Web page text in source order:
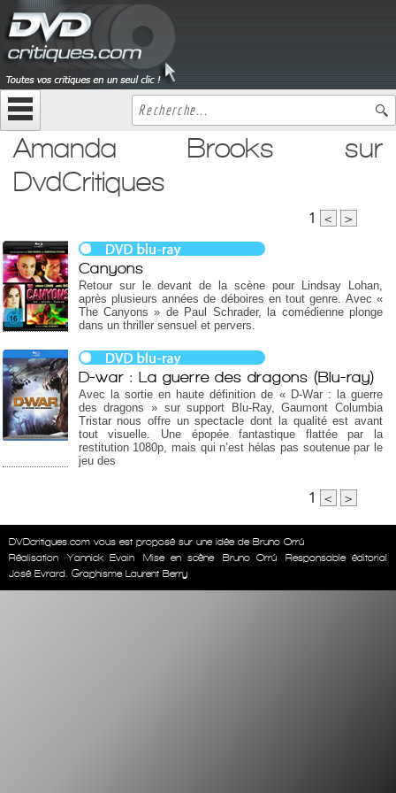
Amanda Brooks sur
DvdCritiques
1 < >
Canyons
Retour sur le devant de la scène pour Lindsay Lohan,
après plusieurs années de déboires en tout genre. Avec «
The Canyons » de Paul Schrader, la comédienne plonge
dans un thriller sensuel et pervers.
D-war : La guerre des dragons (Blu-ray)
Avec la sortie en haute définition de « D-War : la guerre
des dragons » sur support Blu-Ray, Gaumont Columbia
Tristar nous offre un spectacle dont la qualité est avant
tout visuelle. Une épopée fantastique flattée par la
restitution 1080p, mais qui n’est hélas pas soutenue par le
jeu des
1 < >
DVDcritiques.com vous est proposé sur une idée de Bruno Orrú
Réalisation
Yannick Evain Mise en scène Bruno Orrú
Responsable éditorial
José Evrard. Graphisme Laurent Berry